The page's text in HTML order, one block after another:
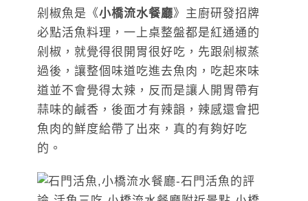
剁椒魚是《小橋流水餐廳》主廚研發招牌
必點活魚料理，一上桌整盤都是紅通通的
剁椒，就覺得很開胃很好吃，先跟剁椒蒸
過後，讓整個味道吃進去魚肉，吃起來味
道並不會覺得太辣，反而是讓人開胃帶有
蒜味的鹹香，後面才有辣韻，辣感還會把
魚肉的鮮度給帶了出來，真的有夠好吃
的。